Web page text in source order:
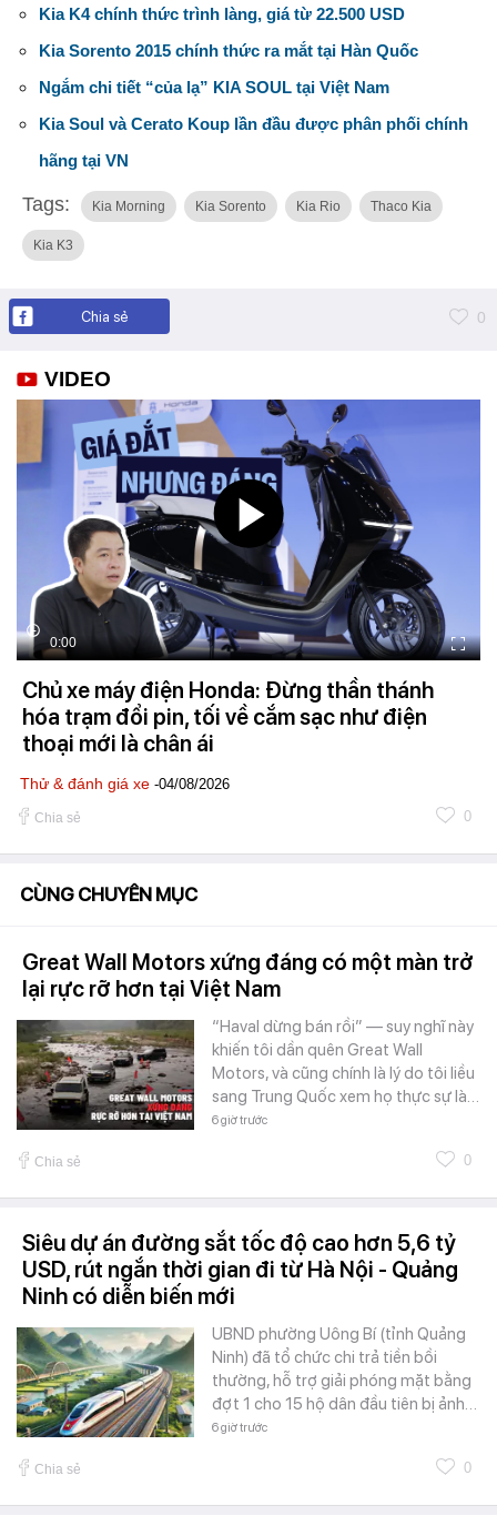
Kia K4 chính thức trình làng, giá từ 22.500 USD
Kia Sorento 2015 chính thức ra mắt tại Hàn Quốc
Ngắm chi tiết “của lạ” KIA SOUL tại Việt Nam
Kia Soul và Cerato Koup lần đầu được phân phối chính
hãng tại VN
Tags: Kia Morning Kia Sorento Kia Rio Thaco Kia
Kia K3
Chia sẻ 0
VIDEO
0:00
Chủ xe máy điện Honda: Đừng thần thánh
hóa trạm đổi pin, tối về cắm sạc như điện
thoại mới là chân ái
Thử & đánh giá xe -04/08/2026
Chia sẻ 0
CÙNG CHUYÊN MỤC
Great Wall Motors xứng đáng có một màn trở
lại rực rỡ hơn tại Việt Nam
“Haval dừng bán rồi” — suy nghĩ này
khiến tôi dần quên Great Wall
Motors, và cũng chính là lý do tôi liều
sang Trung Quốc xem họ thực sự là…
6 giờ trước
Chia sẻ 0
Siêu dự án đường sắt tốc độ cao hơn 5,6 tỷ
USD, rút ngắn thời gian đi từ Hà Nội - Quảng
Ninh có diễn biến mới
UBND phường Uông Bí (tỉnh Quảng
Ninh) đã tổ chức chi trả tiền bồi
thường, hỗ trợ giải phóng mặt bằng
đợt 1 cho 15 hộ dân đầu tiên bị ảnh…
6 giờ trước
Chia sẻ 0